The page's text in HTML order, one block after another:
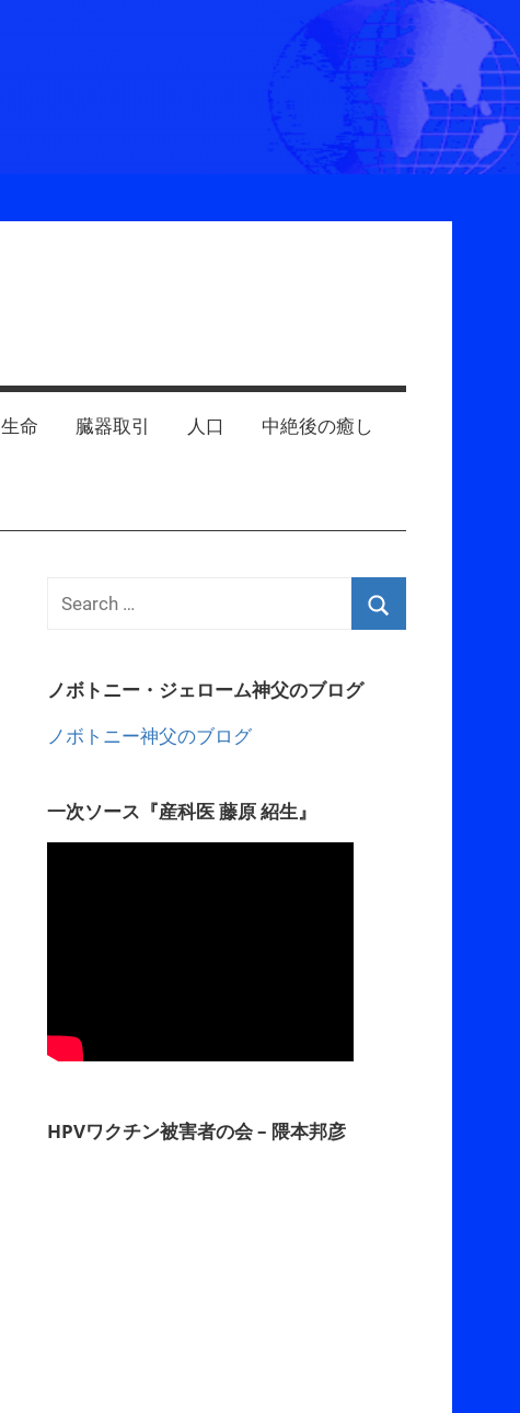
生命 臓器取引 人口 中絶後の癒し
ノボトニー・ジェローム神父のブログ
ノボトニー神父のブログ
一次ソース『産科医 藤原 紹生』
HPVワクチン被害者の会 – 隈本邦彦